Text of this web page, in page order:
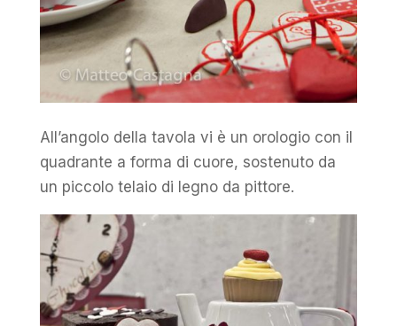
All’angolo della tavola vi è un orologio con il
quadrante a forma di cuore, sostenuto da
un piccolo telaio di legno da pittore.